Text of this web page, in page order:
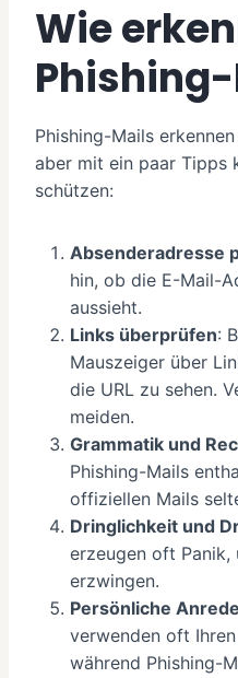
Wie
Phishing-Mails
aber mit ein paar Tipps
schützen:
Absenderadresse
hin, ob die E-Mail-
aussieht.
Links überprüfen:
Mauszeiger über
die URL zu sehen.
meiden.
Grammatik und
Phishing-Mails
offiziellen Mails
Dringlichkeit und
erzeugen oft
erzwingen.
Persönliche Anrede
verwenden oft
während Phishing-